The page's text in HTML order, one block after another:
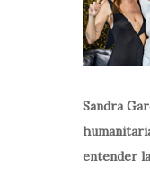
Sandra
entender